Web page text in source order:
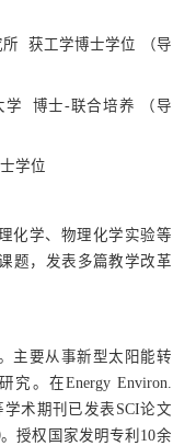
所 获工学博士学位 （导
学 博士-联合培养 （导
学位
化学、物理化学实验等
题，发表多篇教学改革
主要从事新型太阳能转
究。在Energy Environ.
学术期刊已发表SCI论文
授权国家发明专利10余